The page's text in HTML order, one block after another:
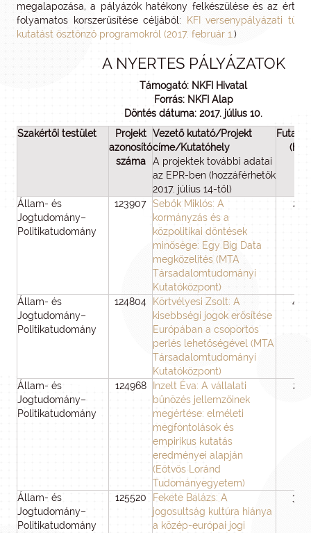
megalapozása, a pályázók hatékony felkészülése és az
folyamatos korszerűsítése céljából:
KFI versenypályázati
kutatást ösztönző programokról (2017. február 1. )
A NYERTES PÁLYÁZATOK
Támogató: NKFI Hivatal
Forrás: NKFI Alap
Döntés dátuma: 2017. július 10.
Szakértői testület
Projekt
azonosító
száma
Vezető kutató/Projekt
címe/Kutatóhely
A projektek további adatai
az EPR-ben (hozzáférhetők
2017. július 14-től)
(hó)
Állam- és
Jogtudomány–
Politikatudomány
123907 Sebők Miklós: A
kormányzás és a
közpolitikai döntések
minősége: Egy Big Data
megközelítés (MTA
Társadalomtudományi
Kutatóközpont)
24
Állam- és
Jogtudomány–
Politikatudomány
124804
Körtvélyesi Zsolt: A
kisebbségi jogok erősítése
Európában a csoportos
perlés lehetőségével (MTA
Társadalomtudományi
Kutatóközpont)
48
Állam- és
Jogtudomány–
Politikatudomány
124968
Inzelt Éva: A vállalati
bűnözés jellemzőinek
megértése: elméleti
megfontolások és
empirikus kutatás
eredményei alapján
(Eötvös Loránd
Tudományegyetem)
24
Állam- és
Jogtudomány–
Politikatudomány
125520
Fekete Balázs: A
jogosultság kultúra hiánya
a közép-európai jogi
36